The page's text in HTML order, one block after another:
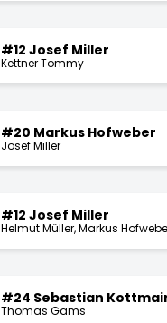
#12 Josef Miller
Kettner Tommy
#20 Markus Hofweber
Josef Miller
#12 Josef Miller
Helmut Müller Markus
#24 Sebastian
Thomas Gams